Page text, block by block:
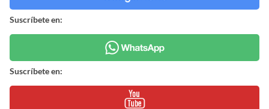
Suscríbete en:
Suscríbete en: